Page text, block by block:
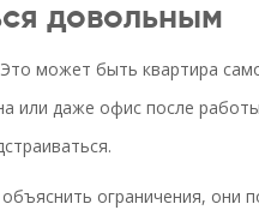
довольным
может быть квартира
или даже офис после
ограничения, они